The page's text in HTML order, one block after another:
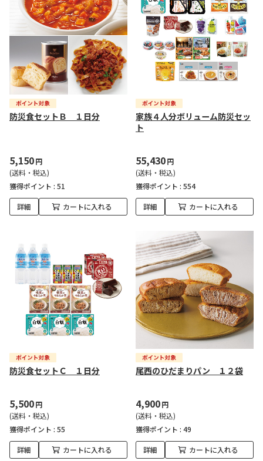
防災食セットＢ １日分
5,150円
(送料・税込)
獲得ポイント : 51
詳細 カートに入れる
家族４人分ボリューム防災セッ
ト
55,430円
(送料・税込)
獲得ポイント : 554
詳細 カートに入れる
防災食セットＣ １日分
5,500円
(送料・税込)
獲得ポイント : 55
詳細 カートに入れる
尾西のひだまりパン １２袋
4,900円
(送料・税込)
獲得ポイント : 49
詳細 カートに入れる